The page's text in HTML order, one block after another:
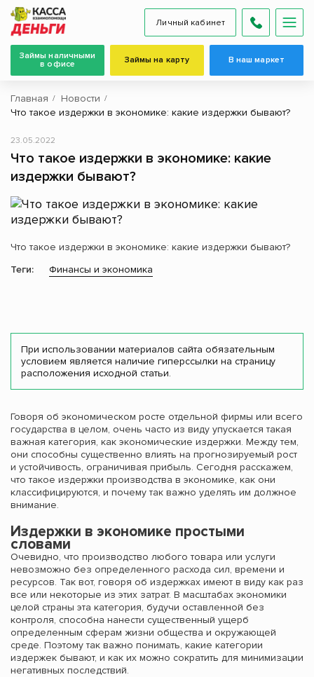
Личный кабинет
Займы наличными
в офисе
Займы на карту В наш маркет
Главная
Новости
Что такое издержки в экономике: какие издержки бывают?
Что такое издержки в экономике: какие
издержки бывают?
23.05.2022
Что такое издержки в экономике: какие издержки бывают?
Теги:
Финансы и экономика
При использовании материалов сайта обязательным
условием является наличие гиперссылки на страницу
расположения исходной статьи.
Говоря об экономическом росте отдельной фирмы или всего
государства в целом, очень часто из виду упускается такая
важная категория, как экономические издержки. Между тем,
они способны существенно влиять на прогнозируемый рост
и устойчивость, ограничивая прибыль. Сегодня расскажем,
что такое издержки производства в экономике, как они
классифицируются, и почему так важно уделять им должное
внимание.
Издержки в экономике простыми
словами
Очевидно, что производство любого товара или услуги
невозможно без определенного расхода сил, времени и
ресурсов. Так вот, говоря об издержках имеют в виду как раз
все или некоторые из этих затрат. В масштабах экономики
целой страны эта категория, будучи оставленной без
контроля, способна нанести существенный ущерб
определенным сферам жизни общества и окружающей
среде. Поэтому так важно понимать, какие категории
издержек бывают, и как их можно сократить для минимизации
негативных последствий.